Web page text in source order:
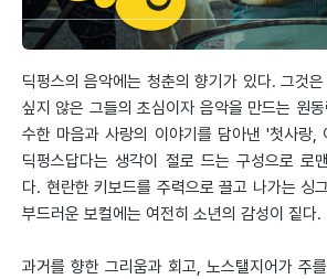
by 김태훈 2024.12.03
딕펑스의 음악에는 청춘의 향기가 있다. 그것
싶지 않은 그들의 초심이자 음악을 만드는 원
수한 마음과 사랑의 이야기를 담아낸 '첫사랑,
딕펑스답다는 생각이 절로 드는 구성으로 로
다. 현란한 키보드를 주력으로 끌고 나가는 싱
부드러운 보컬에는 여전히 소년의 감성이 짙다.
과거를 향한 그리움과 회고, 노스탤지어가 주